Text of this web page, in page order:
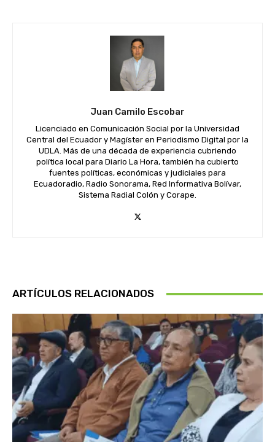
Juan Camilo Escobar
Licenciado en Comunicación Social por la Universidad
Central del Ecuador y Magíster en Periodismo Digital por la
UDLA. Más de una década de experiencia cubriendo
política local para Diario La Hora, también ha cubierto
fuentes políticas, económicas y judiciales para
Ecuadoradio, Radio Sonorama, Red Informativa Bolívar,
Sistema Radial Colón y Corape.
ARTÍCULOS RELACIONADOS